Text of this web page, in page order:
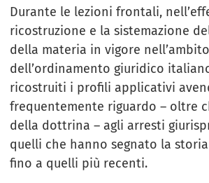
Durante le lezioni frontali,
ricostruzione e la sistemazione
della materia in vigore nell’ambito
dell’ordinamento giuridico
ricostruiti i profili applicativi
frequentemente riguardo – oltre
della dottrina – agli arresti
quelli che hanno segnato la
fino a quelli più recenti.